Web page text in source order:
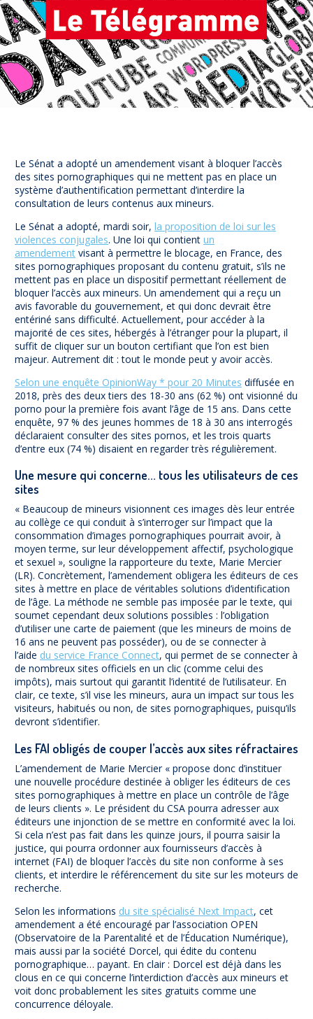
NUAJE : NUmérique et Appropriation par la Jeunesse
Parents Sentinelles des écrans
Pari Risqué : Prévenir l’addiction aux jeux d’argent en
ligne
Contact
Le Sénat a adopté un amendement visant à bloquer l’accès
des sites pornographiques qui ne mettent pas en place un
système d’authentification permettant d’interdire la
consultation de leurs contenus aux mineurs.
Le Sénat a adopté, mardi soir, la proposition de loi sur les
violences conjugales. Une loi qui contient un
amendement visant à permettre le blocage, en France, des
sites pornographiques proposant du contenu gratuit, s’ils ne
mettent pas en place un dispositif permettant réellement de
bloquer l’accès aux mineurs. Un amendement qui a reçu un
avis favorable du gouvernement, et qui donc devrait être
entériné sans difficulté. Actuellement, pour accéder à la
majorité de ces sites, hébergés à l’étranger pour la plupart, il
suffit de cliquer sur un bouton certifiant que l’on est bien
majeur. Autrement dit : tout le monde peut y avoir accès.
Selon une enquête OpinionWay * pour 20 Minutes diffusée en
2018, près des deux tiers des 18-30 ans (62 %) ont visionné du
porno pour la première fois avant l’âge de 15 ans. Dans cette
enquête, 97 % des jeunes hommes de 18 à 30 ans interrogés
déclaraient consulter des sites pornos, et les trois quarts
d’entre eux (74 %) disaient en regarder très régulièrement.
Une mesure qui concerne… tous les utilisateurs de ces
sites
« Beaucoup de mineurs visionnent ces images dès leur entrée
au collège ce qui conduit à s’interroger sur l’impact que la
consommation d’images pornographiques pourrait avoir, à
moyen terme, sur leur développement affectif, psychologique
et sexuel », souligne la rapporteure du texte, Marie Mercier
(LR). Concrètement, l’amendement obligera les éditeurs de ces
sites à mettre en place de véritables solutions d’identification
de l’âge. La méthode ne semble pas imposée par le texte, qui
soumet cependant deux solutions possibles : l’obligation
d’utiliser une carte de paiement (que les mineurs de moins de
16 ans ne peuvent pas posséder), ou de se connecter à
l’aide du service France Connect, qui permet de se connecter à
de nombreux sites officiels en un clic (comme celui des
impôts), mais surtout qui garantit l’identité de l’utilisateur. En
clair, ce texte, s’il vise les mineurs, aura un impact sur tous les
visiteurs, habitués ou non, de sites pornographiques, puisqu’ils
devront s’identifier.
Les FAI obligés de couper l’accès aux sites réfractaires
L’amendement de Marie Mercier « propose donc d’instituer
une nouvelle procédure destinée à obliger les éditeurs de ces
sites pornographiques à mettre en place un contrôle de l’âge
de leurs clients ». Le président du CSA pourra adresser aux
éditeurs une injonction de se mettre en conformité avec la loi.
Si cela n’est pas fait dans les quinze jours, il pourra saisir la
justice, qui pourra ordonner aux fournisseurs d’accès à
internet (FAI) de bloquer l’accès du site non conforme à ses
clients, et interdire le référencement du site sur les moteurs de
recherche.
Selon les informations du site spécialisé Next Impact, cet
amendement a été encouragé par l’association OPEN
(Observatoire de la Parentalité et de l’Éducation Numérique),
mais aussi par la société Dorcel, qui édite du contenu
pornographique… payant. En clair : Dorcel est déjà dans les
clous en ce qui concerne l’interdiction d’accès aux mineurs et
voit donc probablement les sites gratuits comme une
concurrence déloyale.